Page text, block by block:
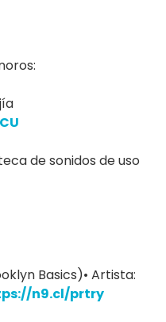
de sonidos de uso
Basics)• Artista:
n9.cl/prtry